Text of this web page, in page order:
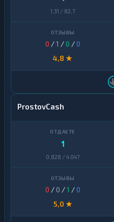
1,31 / 82,7
0 /1 /0 /0
4,8 ★
ProstovCash
1
0,828 / 4 047
0 / 0 /1 /0
5,0 ★